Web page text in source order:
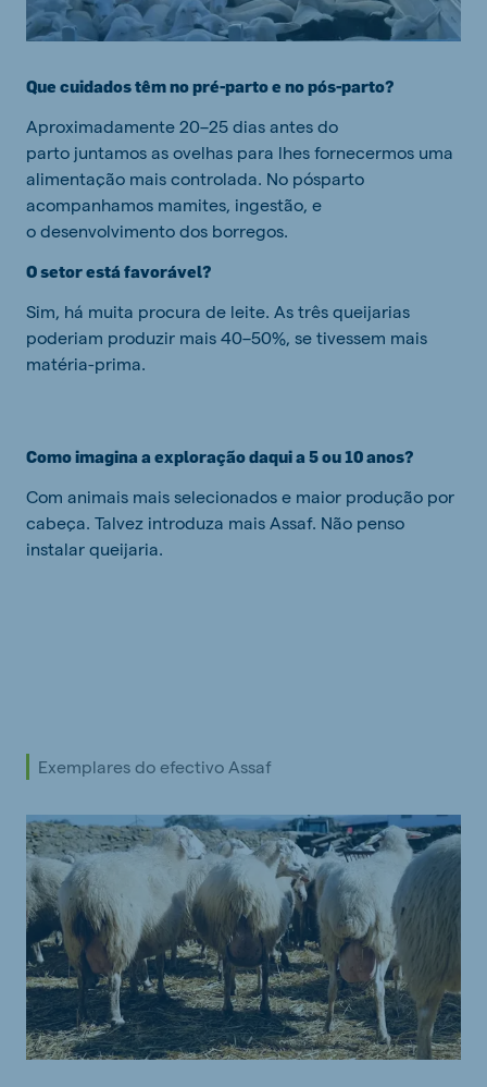
Que cuidados têm no pré-parto e no pós-parto?
Aproximadamente 20–25 dias antes do
parto juntamos as ovelhas para lhes fornecermos uma
alimentação mais controlada. No pósparto
acompanhamos mamites, ingestão, e
o desenvolvimento dos borregos.
O setor está favorável?
Sim, há muita procura de leite. As três queijarias
poderiam produzir mais 40–50%, se tivessem mais
matéria-prima.
Como imagina a exploração daqui a 5 ou 10 anos?
Com animais mais selecionados e maior produção por
cabeça. Talvez introduza mais Assaf. Não penso
instalar queijaria.
Exemplares do efectivo Assaf